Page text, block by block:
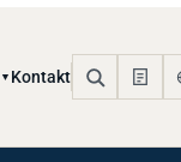
Kontakt